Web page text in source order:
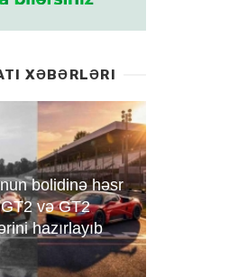
XƏBƏRLƏRI
bolidinə həsr
və GT2
hazırlayıb